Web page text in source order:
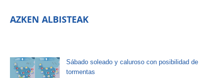
AZKEN ALBISTEAK
Sábado soleado y caluroso con posibilidad de
tormentas